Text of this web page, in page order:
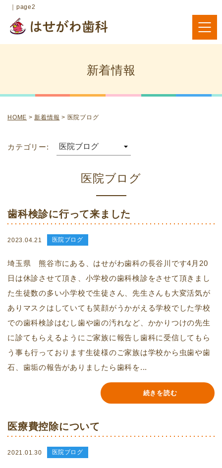
｜page2
新着情報
HOME >新着情報 > 医院ブログ
カテゴリー:
医院ブログ
歯科検診に行って来ました
2023.04.21 医院ブログ
埼玉県 熊谷市にある、はせがわ歯科の長谷川です4月20
日は休診させて頂き、小学校の歯科検診をさせて頂きまし
た生徒数の多い小学校で生徒さん、先生さんも大変活気が
ありマスクはしていても笑顔がうかがえる学校でした学校
での歯科検診はむし歯や歯の汚れなど、かかりつけの先生
に診てもらえるようにご家族に報告し歯科に受信してもら
う事も行っております生徒様のご家族は学校から虫歯や歯
石、歯垢の報告がありましたら歯科を...
続きを読む
医療費控除について
2021.01.30 医院ブログ